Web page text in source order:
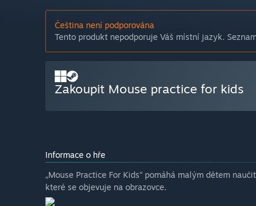
Čeština není podporována
Tento produkt nepodporuje Váš místní jazyk.
Zakoupit Mouse practice for kids
Informace o hře
„Mouse Practice For Kids“ pomáhá malým dětem
které se objevuje na obrazovce.